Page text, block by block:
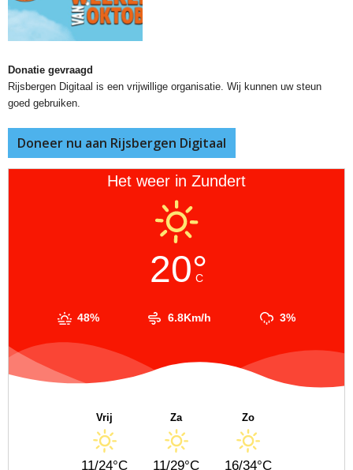
Donatie gevraagd
Rijsbergen Digitaal is een vrijwillige organisatie. Wij kunnen uw steun
goed gebruiken.
Doneer nu aan Rijsbergen Digitaal
Het weer in Zundert
20°
C
48% 6.8Km/h 3%
Vrij
11/24°C
Za
11/29°C
Zo
16/34°C